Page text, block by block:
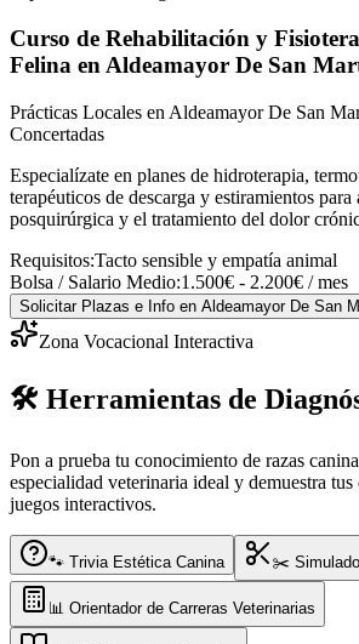
Curso de Rehabilitación y
Felina en Aldeamayor De San
Prácticas Locales en Aldeamayor De San
Concertadas
Especialízate en planes de hidroterapia,
terapéuticos de descarga y estiramientos
posquirúrgica y el tratamiento del dolor
Requisitos:Tacto sensible y empatía animal
Bolsa / Salario Medio:1.500€ - 2.200€ / mes
Solicitar Plazas e Info en Aldeamayor De San
Zona Vocacional Interactiva
🛠️ Herramientas de
Pon a prueba tu conocimiento de razas
especialidad veterinaria ideal y demuestra tus
juegos interactivos.
🐾 Trivia Estética Canina ✂️
📊 Orientador de Carreras Veterinarias